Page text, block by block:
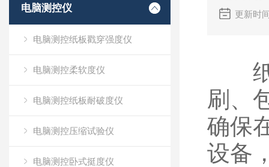
电脑测控仪
电脑测控纸板戳穿强度仪
电脑测控柔软度仪
电脑测控纸板耐破度仪
电脑测控压缩试验仪
电脑测控卧式挺度仪
更新时
纸
刷、
确保
设备